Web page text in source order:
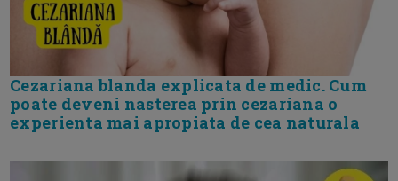
Cezariana blanda explicata de medic. Cum
poate deveni nasterea prin cezariana o
experienta mai apropiata de cea naturala